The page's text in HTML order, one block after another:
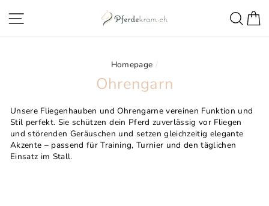
Navigazione della pagina
Homepage /
Ohrengarn
Unsere Fliegenhauben und Ohrengarne vereinen Funktion und
Stil perfekt. Sie schützen dein Pferd zuverlässig vor Fliegen
und störenden Geräuschen und setzen gleichzeitig elegante
Akzente – passend für Training, Turnier und den täglichen
Einsatz im Stall.